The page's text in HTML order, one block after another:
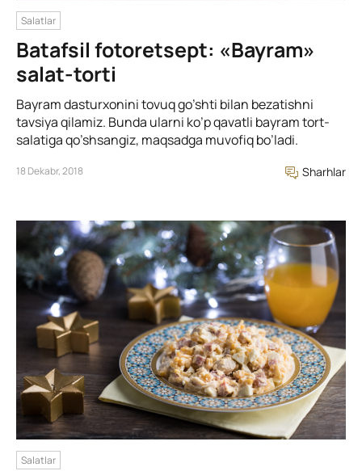
Salatlar
Batafsil fotoretsept: «Bayram»
salat-torti
Bayram dasturxonini tovuq go’shti bilan bezatishni
tavsiya qilamiz. Bunda ularni ko’p qavatli bayram tort-
salatiga qo’shsangiz, maqsadga muvofiq bo’ladi.
18 Dekabr, 2018 Sharhlar
Salatlar